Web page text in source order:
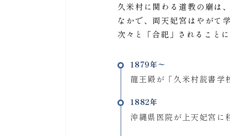
久米村に関わる道教の廟は
なかで、両天妃宮はやがて
次々と「合祀」されることに
1879年〜
龍王殿が「久米村読書学
1882年
沖縄県医院が上天妃宮に